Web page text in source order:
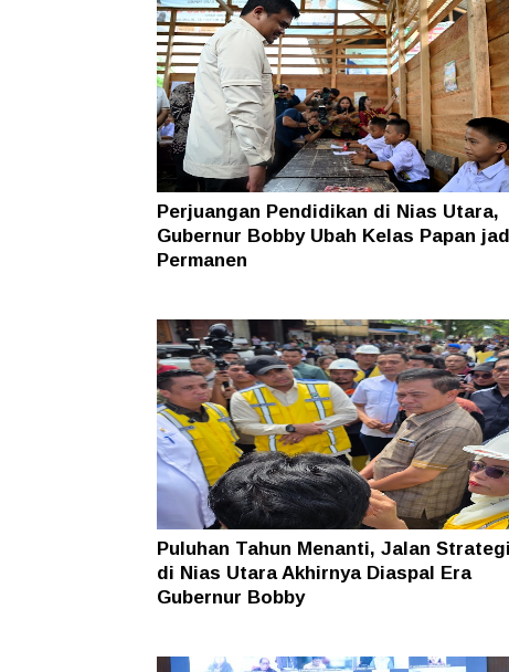
Perjuangan Pendidikan di Nias Utara,
Gubernur Bobby Ubah Kelas Papan
Permanen
Puluhan Tahun Menanti, Jalan
di Nias Utara Akhirnya Diaspal Era
Gubernur Bobby